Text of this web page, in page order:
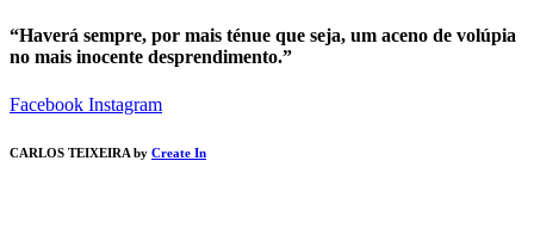
“Haverá sempre, por mais ténue que seja, um aceno de volúpia
no mais inocente desprendimento.”
Facebook Instagram
CARLOS TEIXEIRA by Create In